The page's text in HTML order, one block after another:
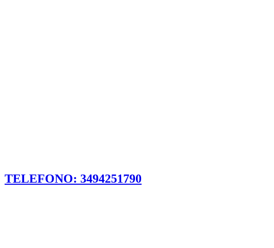
TELEFONO: 3494251790